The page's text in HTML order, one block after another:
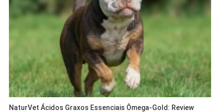
NaturVet Ácidos Graxos Essenciais Ômega-Gold: Review